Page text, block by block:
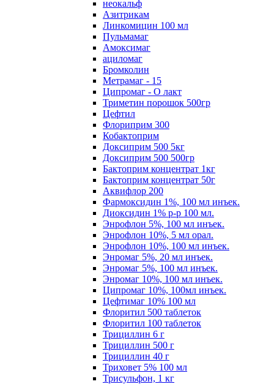
неокальф
Азитрикам
Линкомицин 100 мл
Пульмамаг
Амоксимаг
ациломаг
Бромколин
Метрамаг - 15
Ципромаг - О лакт
Триметин порошок 500гр
Цефтил
Флориприм 300
Кобактоприм
Доксиприм 500 5кг
Доксиприм 500 500гр
Бактоприм концентрат 1кг
Бактоприм концентрат 50г
Аквифлор 200
Фармоксидин 1%, 100 мл инъек.
Диоксидин 1% р-р 100 мл.
Энрофлон 5%, 100 мл инъек.
Энрофлон 10%, 5 мл орал.
Энрофлон 10%, 100 мл инъек.
Энромаг 5%, 20 мл инъек.
Энромаг 5%, 100 мл инъек.
Энромаг 10%, 100 мл инъек.
Ципромаг 10%, 100мл инъек.
Цефтимаг 10% 100 мл
Флоритил 500 таблеток
Флоритил 100 таблеток
Трициллин 6 г
Трициллин 500 г
Трициллин 40 г
Триховет 5% 100 мл
Трисульфон, 1 кг